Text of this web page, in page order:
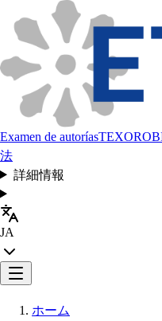
Examen de autoríasTEXORO
法
詳細情報
JA
ホーム